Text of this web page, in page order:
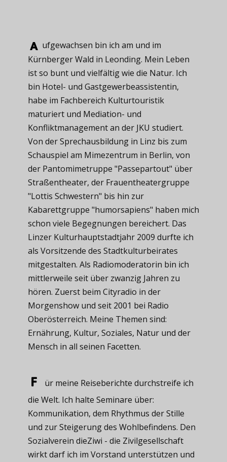
ufgewachsen ​bin ich am und im
Kürnberger Wald in Leonding. Mein Leben
ist so bunt und vielfältig wie die Natur. Ich
bin Hotel- und Gastgewerbeassistentin,
habe im Fachbereich Kulturtouristik
maturiert und Mediation- und
Konfliktmanagement an der JKU studiert.
Von der Sprechausbildung in Linz bis zum
Schauspiel am Mimezentrum in Berlin, von
der Pantomimetruppe "Passepartout" über
Straßentheater, der Frauentheatergruppe
"Lottis Schwestern" bis hin zur
Kabarettgruppe "humorsapiens" haben mich
schon viele Begegnungen bereichert. Das
Linzer Kulturhauptstadtjahr 2009 durfte ich
als Vorsitzende des Stadtkulturbeirates
mitgestalten. Als Radiomoderatorin bin ich
mittlerweile seit über zwanzig Jahren zu
hören. Zuerst beim Cityradio in der
Morgenshow und seit 2001 bei Radio
Oberösterreich. Meine Themen sind:
Ernährung, Kultur, Soziales, Natur und der
Mensch in all seinen Facetten.
ür meine ​Reiseberichte durchstreife ich
die Welt. Ich halte Seminare über:
Kommunikation, dem Rhythmus der Stille
und zur Steigerung des Wohlbefindens. Den
Sozialverein dieZiwi - die Zivilgesellschaft
wirkt darf ich im Vorstand unterstützen und